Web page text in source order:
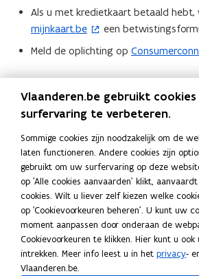
i
n
n
u
v
e
n
s
t
e
)
e
n
n
u
-
m
a
i
l
a
p
p
l
Als u met kredietkaart betaald hebt,
mijnkaart.be
(
o
e
n
t
n
n
e
u
w
v
e
een
Meld de oplichting op (
e
n
t
i
n
n
i
e
u
w
L
n
k
e
d
i
n
o
p
K
p
i
e
e
r
l
i
n
Contact
Federale
K.M.O., Middenstand
Vlaanderen.be gebruikt
surfervaring te verbeteren.
Sommige cookies zijn noodzakelijk om de
laten functioneren. Andere cookies zijn
gebruikt om uw surfervaring op deze
op 'Alle cookies aanvaarden' klikt,
cookies. Wilt u liever zelf kiezen welke
op 'Cookievoorkeuren beheren'. U kunt uw
moment aanpassen door onderaan de
Cookievoorkeuren te klikken. Hier kunt u
intrekken. Meer info leest u in het privacy-
Vlaanderen.be.